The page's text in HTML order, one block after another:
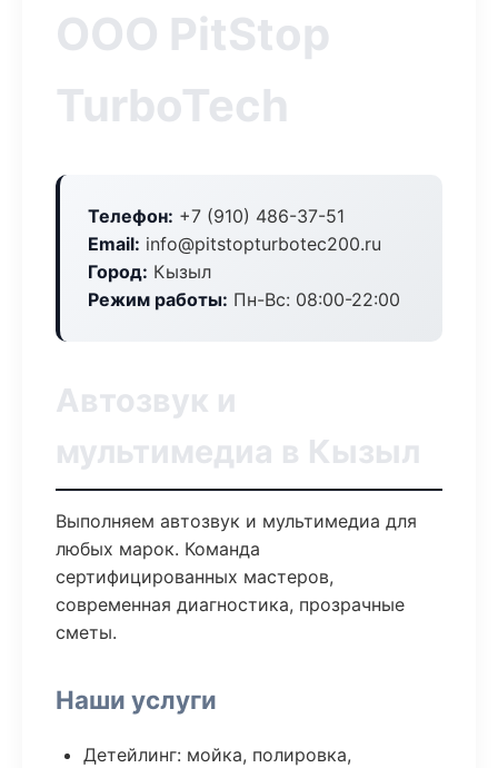
ООО PitStop
TurboTech
Телефон: +7 (910) 486-37-51
Email: info@pitstopturbotec200.ru
Город: Кызыл
Режим работы: Пн-Вс: 08:00-22:00
Автозвук и
мультимедиа в Кызыл
Выполняем автозвук и мультимедиа для
любых марок. Команда
сертифицированных мастеров,
современная диагностика, прозрачные
сметы.
Наши услуги
Детейлинг: мойка, полировка,